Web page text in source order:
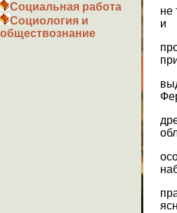
Социальная работа
Социология и
обществознание
не
и